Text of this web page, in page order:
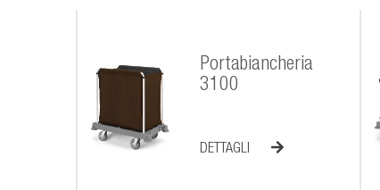
Portabiancheria
3100
DETTAGLI